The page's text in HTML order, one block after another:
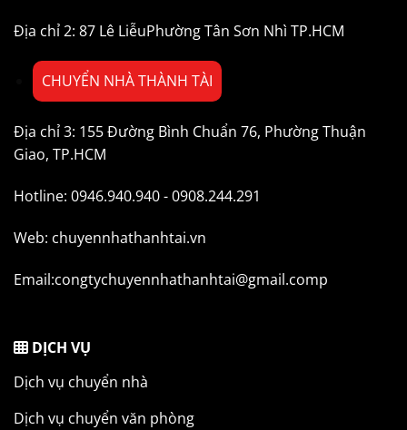
Địa chỉ 2: 87 Lê LiễuPhường Tân Sơn Nhì TP.HCM
CHUYỂN NHÀ THÀNH TÀI
Địa chỉ 3: 155 Đường Bình Chuẩn 76, Phường Thuận
Giao, TP.HCM
Hotline: 0946.940.940 - 0908.244.291
Web: chuyennhathanhtai.vn
Email:congtychuyennhathanhtai@gmail.comp
DỊCH VỤ
Dịch vụ chuyển nhà
Dịch vụ chuyển văn phòng